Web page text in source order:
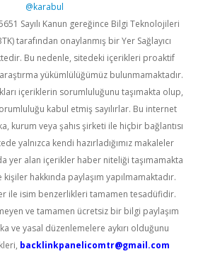
@karabul
Sayılı Kanun gereğince Bilgi Teknolojileri
tarafından onaylanmış bir Yer Sağlayıcı
Bu nedenle, sitedeki içerikleri proaktif
yükümlülüğümüz bulunmamaktadır.
içeriklerin sorumluluğunu taşımakta olup,
kabul etmiş sayılırlar. Bu internet
kurum veya şahıs şirketi ile hiçbir bağlantısı
yalnızca kendi hazırladığımız makaleler
yer alan içerikler haber niteliği taşımamakta
hakkında paylaşım yapılmamaktadır.
ile isim benzerlikleri tamamen tesadüfidir.
ve tamamen ücretsiz bir bilgi paylaşım
ve yasal düzenlemelere aykırı olduğunu
backlinkpanelicomtr@gmail.com